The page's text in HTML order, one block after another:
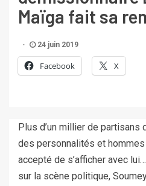
Maïga fait sa
24 juin 2019
Facebook X
Plus d’un millier de partisans
des personnalités et
accepté de s’afficher avec
sur la scène politique,